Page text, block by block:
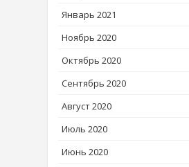
Январь 2021
Ноябрь 2020
Октябрь 2020
Сентябрь 2020
Август 2020
Июль 2020
Июнь 2020